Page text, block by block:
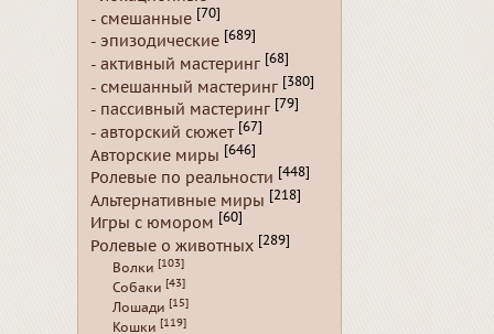
- смешанные [70]
- эпизодические [689]
- активный мастеринг [68]
- смешанный мастеринг [380]
- пассивный мастеринг [79]
- авторский сюжет [67]
Авторские миры [646]
Ролевые по реальности [448]
Альтернативные миры [218]
Игры с юмором [60]
Ролевые о животных [289]
Волки [103]
Собаки [43]
Лошади [15]
Кошки [119]